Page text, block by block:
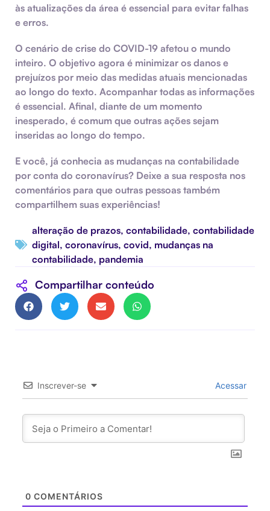
às atualizações da área é essencial para evitar falhas
e erros.
O cenário de crise do COVID-19 afetou o mundo
inteiro. O objetivo agora é minimizar os danos e
prejuízos por meio das medidas atuais mencionadas
ao longo do texto. Acompanhar todas as informações
é essencial. Afinal, diante de um momento
inesperado, é comum que outras ações sejam
inseridas ao longo do tempo.
E você, já conhecia as mudanças na contabilidade
por conta do coronavírus? Deixe a sua resposta nos
comentários para que outras pessoas também
compartilhem suas experiências!
alteração de prazos, contabilidade, contabilidade
digital, coronavírus, covid, mudanças na
contabilidade, pandemia
Compartilhar conteúdo
Inscrever-se Acessar
0 COMENTÁRIOS